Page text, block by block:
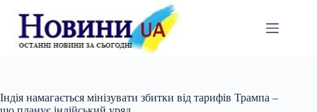
вмісту
Індія намагається мінізувати збитки від тарифів Трампа –